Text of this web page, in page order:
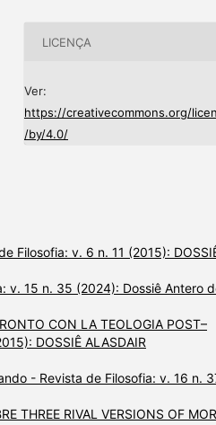
LICENÇA
Ver:
https://creativecommons.org/
/by/4.0/
Filosofia: v. 6 n. 11 (2015):
v. 15 n. 35 (2024): Dossiê Antero
CON LA TEOLOGIA POST–
DOSSIÊ ALASDAIR
- Revista de Filosofia: v. 16 n.
THREE RIVAL VERSIONS OF